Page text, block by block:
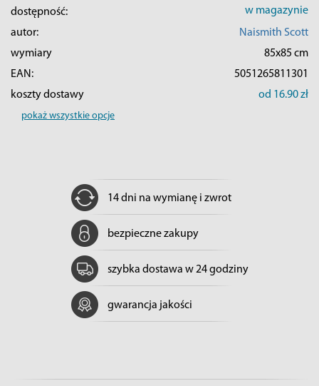
dostępność:
w magazynie
autor:
Naismith Scott
wymiary
85x85 cm
EAN:
5051265811301
koszty dostawy
od 16.90 zł
pokaż wszystkie opcje
14 dni na wymianę i zwrot
bezpieczne zakupy
szybka dostawa w 24 godziny
gwarancja jakości